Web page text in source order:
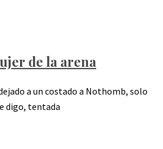
de la arena
a un costado a Nothomb, solo
digo, tentada